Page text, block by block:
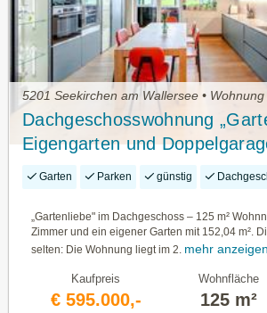
5201 Seekirchen am Wallersee •
Dachgeschosswohnung
Eigengarten und
Garten Parken günstig
„Gartenliebe" im Dachgeschoss – 125 m²
Zimmer und ein eigener Garten mit 152,04 m².
selten: Die Wohnung liegt im 2. mehr anzeigen
Kaufpreis
€ 595.000,-
Wohnfläche
125 m²